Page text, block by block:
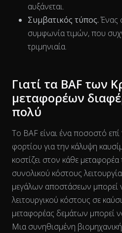
The chart has 2 Y axes
αυξάνεται.
Συμβατικός τύπος.Ένας
συμφωνία τιμών, που
τριμηνιαία.
Γιατί τα BAF των
μεταφορέων
πολύ
Το BAF είναι ένα ποσοστό επί
φορτίου για την κάλυψη
κοστίζει στον κάθε μεταφορέα
συνολικού κόστους
μεγάλων αποστάσεων μπορεί
λειτουργικού κόστους σε
μεταφορέας δεμάτων μπορεί
Μια συνηθισμένη